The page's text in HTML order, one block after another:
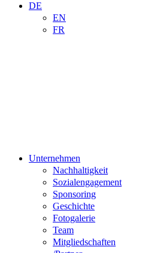
DE
EN
FR
Unternehmen
Nachhaltigkeit
Sozialengagement
Sponsoring
Geschichte
Fotogalerie
Team
Mitgliedschaften